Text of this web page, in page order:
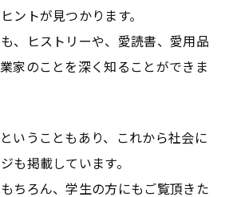
ントが見つかります。
、ヒストリーや、愛読書、愛用品
家のことを深く知ることができま
いうこともあり、これから社会に
も掲載しています。
ちろん、学生の方にもご覧頂きた